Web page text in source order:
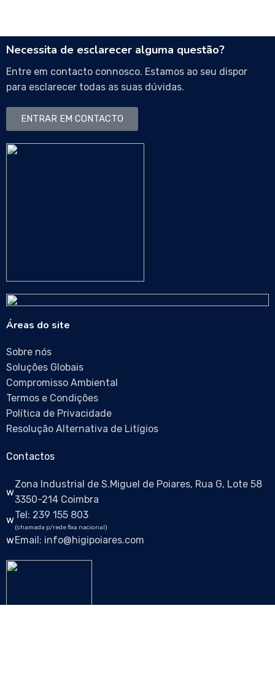
Necessita de esclarecer alguma questão?
Entre em contacto connosco. Estamos ao seu dispor
para esclarecer todas as suas dúvidas.
ENTRAR EM CONTACTO
Áreas do site
Sobre nós
Soluções Globais
Compromisso Ambiental
Termos e Condições
Política de Privacidade
Resolução Alternativa de Litígios
Contactos
Zona Industrial de S.Miguel de Poiares, Rua G, Lote 58
3350-214 Coimbra
Tel: 239 155 803
(chamada p/rede fixa nacional)
Email: info@higipoiares.com